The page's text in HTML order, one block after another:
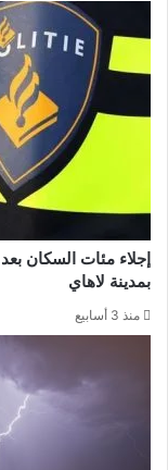
إجلاء مئات السكان
بمدينة لاهاي
منذ 3 أسابيع